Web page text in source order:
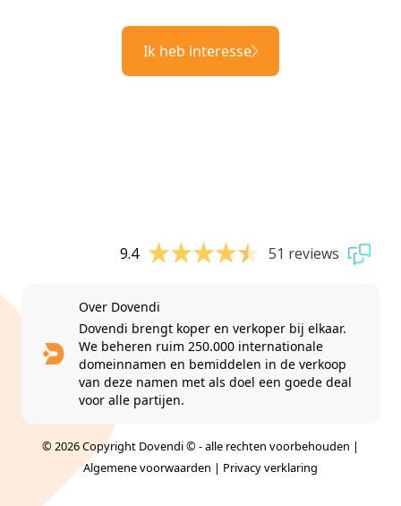
Ik heb interesse
9.4 51 reviews
Over Dovendi
Dovendi brengt koper en verkoper bij elkaar.
We beheren ruim 250.000 internationale
domeinnamen en bemiddelen in de verkoop
van deze namen met als doel een goede deal
voor alle partijen.
© 2026 Copyright Dovendi © - alle rechten voorbehouden |
Algemene voorwaarden | Privacy verklaring